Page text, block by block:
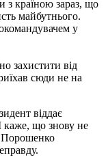
з країною зараз, що
майбутнього.
у
захистити від
сюди не на
віддає
каже, що знову не
Порошенко